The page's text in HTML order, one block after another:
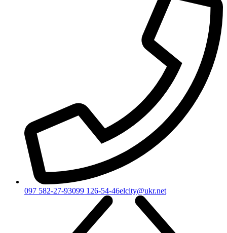
097 582-27-93099 126-54-46elcity@ukr.net